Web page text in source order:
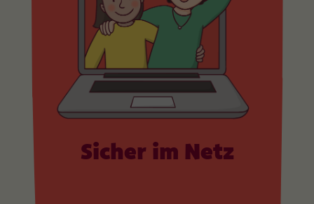
Sicher im Netz